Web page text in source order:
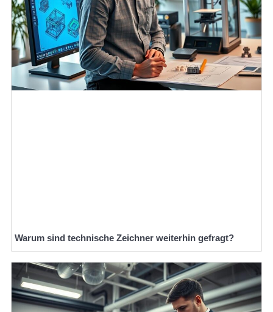
Warum sind technische Zeichner weiterhin gefragt?